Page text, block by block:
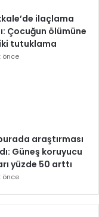
ilaçlama
Çocuğun ölümüne
tutuklama
önce
araştırması
Güneş koruyucu
yüzde 50 arttı
önce